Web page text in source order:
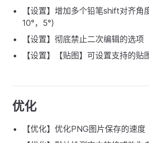
【设置】增加多个铅笔shift对齐角
10°，5°)
【设置】彻底禁止二次编辑的选项
【设置】【贴图】可设置支持的贴
优化
【优化】优化PNG图片保存的速度